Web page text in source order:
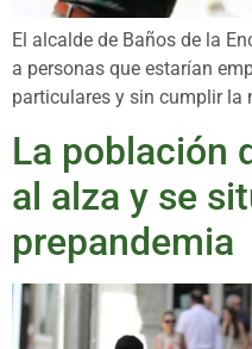
El alcalde de Baños de la
a personas que estarían
particulares y sin cumplir la
La población
al alza y se
prepandemia